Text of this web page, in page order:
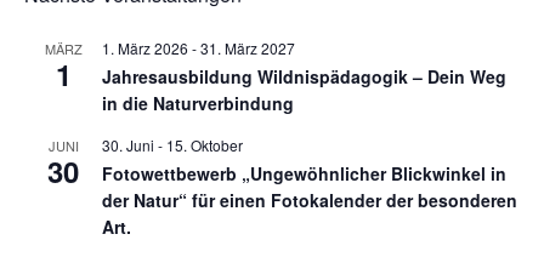
MÄRZ
1
1. März 2026 -31. März 2027
Jahresausbildung Wildnispädagogik – Dein Weg
in die Naturverbindung
JUNI
30
30. Juni - 15. Oktober
Fotowettbewerb „Ungewöhnlicher Blickwinkel in
der Natur“ für einen Fotokalender der besonderen
Art.